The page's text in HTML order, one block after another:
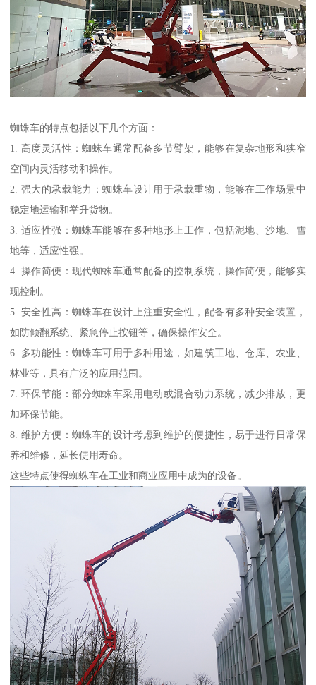
蜘蛛车的特点包括以下几个方面：
1. 高度灵活性：蜘蛛车通常配备多节臂架，能够在复杂地形和狭窄
空间内灵活移动和操作。
2. 强大的承载能力：蜘蛛车设计用于承载重物，能够在工作场景中
稳定地运输和举升货物。
3. 适应性强：蜘蛛车能够在多种地形上工作，包括泥地、沙地、雪
地等，适应性强。
4. 操作简便：现代蜘蛛车通常配备的控制系统，操作简便，能够实
现控制。
5. 安全性高：蜘蛛车在设计上注重安全性，配备有多种安全装置，
如防倾翻系统、紧急停止按钮等，确保操作安全。
6. 多功能性：蜘蛛车可用于多种用途，如建筑工地、仓库、农业、
林业等，具有广泛的应用范围。
7. 环保节能：部分蜘蛛车采用电动或混合动力系统，减少排放，更
加环保节能。
8. 维护方便：蜘蛛车的设计考虑到维护的便捷性，易于进行日常保
养和维修，延长使用寿命。
这些特点使得蜘蛛车在工业和商业应用中成为的设备。